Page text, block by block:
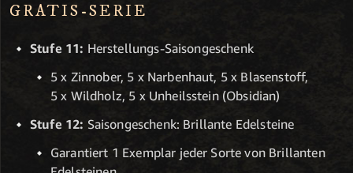
GRATIS-SERIE
Stufe 11: Herstellungs-Saisongeschenk
5 x Zinnober, 5 x Narbenhaut, 5 x Blasenstoff,
5 x Wildholz, 5 x Unheilsstein (Obsidian)
Stufe 12: Saisongeschenk: Brillante Edelsteine
Garantiert 1 Exemplar jeder Sorte von Brillanten